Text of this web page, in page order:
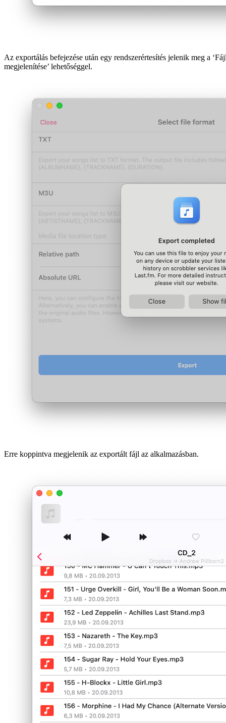
Az exportálás befejezése után egy rendszerértesítés jelenik meg a
megjelenítése’ lehetőséggel.
Erre koppintva megjelenik az exportált fájl az alkalmazásban.